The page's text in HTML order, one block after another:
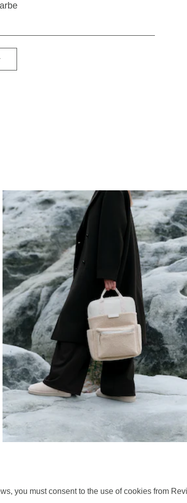
you must consent to the use of cookies from